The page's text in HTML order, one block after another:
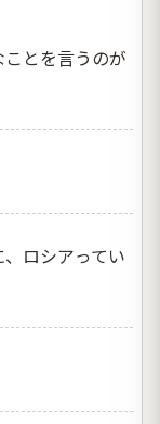
とを言うのが
ロシアってい